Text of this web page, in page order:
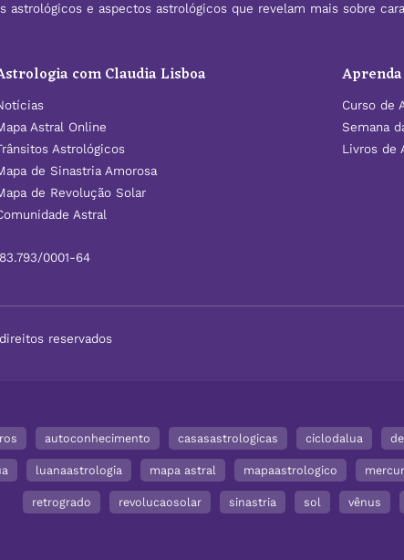
astrológicos e aspectos astrológicos que revelam mais sobre
com Claudia Lisboa
Astral Online
Astrológicos
de Sinastria Amorosa
de Revolução Solar
Astral
Curso de
Semana
Livros de
0001-64
reservados
autoconhecimento casasastrologicas ciclodalua
luanaastrologia mapa astral mapaastrologico
retrogrado revolucaosolar sinastria sol vênus